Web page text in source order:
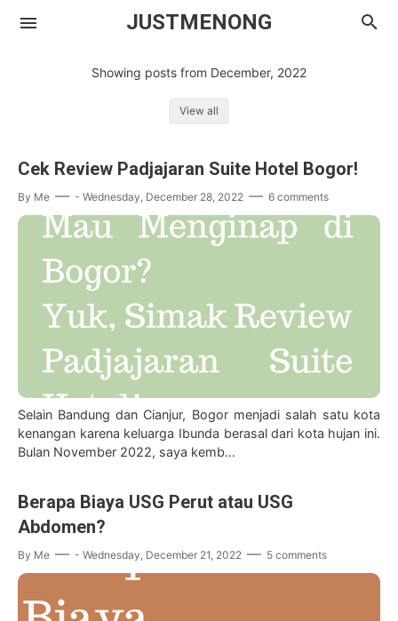
JUSTMENONG
Contact
Showing posts from December, 2022
View all
Cek Review Padjajaran Suite Hotel Bogor!
By Me - Wednesday, December 28, 2022 6 comments
Selain Bandung dan Cianjur, Bogor menjadi salah satu kota
kenangan karena keluarga Ibunda berasal dari kota hujan ini.
Bulan November 2022, saya kemb…
Berapa Biaya USG Perut atau USG
Abdomen?
By Me - Wednesday, December 21, 2022 5 comments